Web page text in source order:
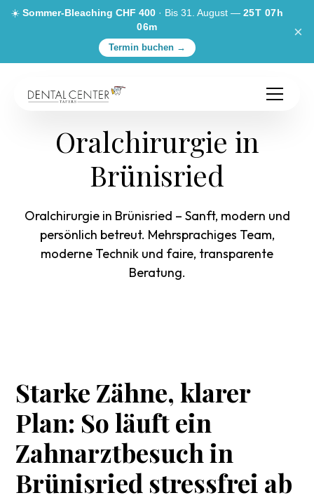
☀️Sommer-Bleaching CHF 400 · Bis 31. August —25T 07h
06m
Termin buchen →
×
Oralchirurgie in
Brünisried
Oralchirurgie in Brünisried – Sanft, modern und
persönlich betreut. Mehrsprachiges Team,
moderne Technik und faire, transparente
Beratung.
Starke Zähne, klarer
Plan: Soläuftein
Zahnarztbesuch in
Brünisried stressfrei ab